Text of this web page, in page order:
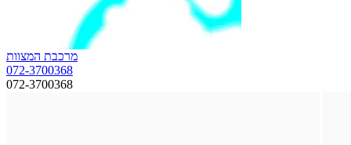
מרכבת המצוות
072-3700368
072-3700368